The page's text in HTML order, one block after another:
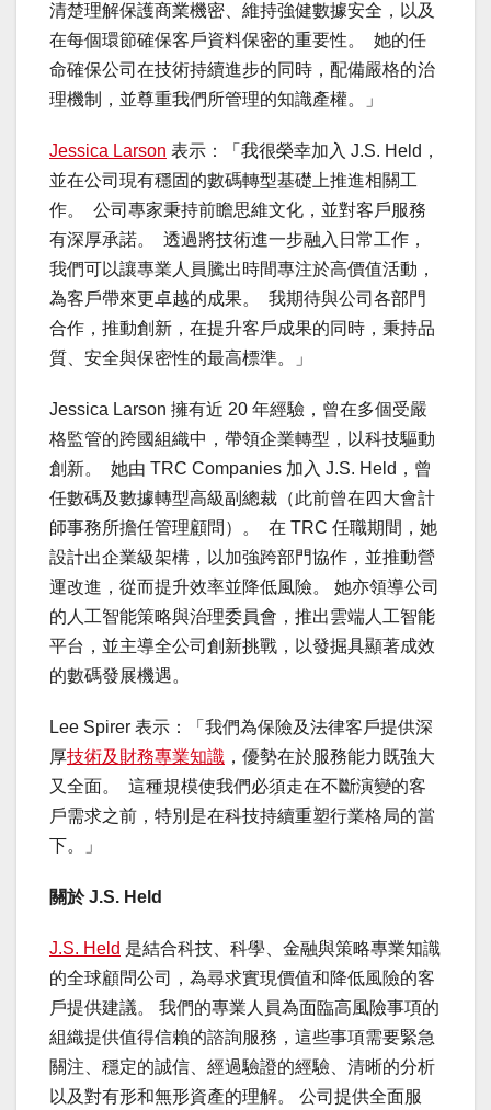
清楚理解保護商業機密、維持強健數據安全，以及
在每個環節確保客戶資料保密的重要性。 她的任
命確保公司在技術持續進步的同時，配備嚴格的治
理機制，並尊重我們所管理的知識產權。」
Jessica Larson 表示：「我很榮幸加入 J.S. Held，
並在公司現有穩固的數碼轉型基礎上推進相關工
作。 公司專家秉持前瞻思維文化，並對客戶服務
有深厚承諾。 透過將技術進一步融入日常工作，
我們可以讓專業人員騰出時間專注於高價值活動，
為客戶帶來更卓越的成果。 我期待與公司各部門
合作，推動創新，在提升客戶成果的同時，秉持品
質、安全與保密性的最高標準。」
Jessica Larson 擁有近 20 年經驗，曾在多個受嚴
格監管的跨國組織中，帶領企業轉型，以科技驅動
創新。 她由 TRC Companies 加入 J.S. Held，曾
任數碼及數據轉型高級副總裁（此前曾在四大會計
師事務所擔任管理顧問）。 在 TRC 任職期間，她
設計出企業級架構，以加強跨部門協作，並推動營
運改進，從而提升效率並降低風險。 她亦領導公司
的人工智能策略與治理委員會，推出雲端人工智能
平台，並主導全公司創新挑戰，以發掘具顯著成效
的數碼發展機遇。
Lee Spirer 表示：「我們為保險及法律客戶提供深
厚技術及財務專業知識 ，優勢在於服務能力既強大
又全面。 這種規模使我們必須走在不斷演變的客
戶需求之前，特別是在科技持續重塑行業格局的當
下。」
關於 J.S. Held
J.S. Held 是結合科技、科學、金融與策略專業知識
的全球顧問公司，為尋求實現價值和降低風險的客
戶提供建議。 我們的專業人員為面臨高風險事項的
組織提供值得信賴的諮詢服務，這些事項需要緊急
關注、穩定的誠信、經過驗證的經驗、清晰的分析
以及對有形和無形資產的理解。 公司提供全面服